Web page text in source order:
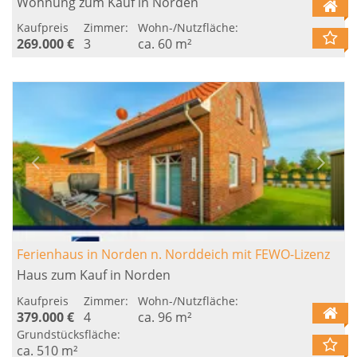
Kaufpreis
269.000 €
Zimmer:
3
Wohn-/Nutzfläche:
ca. 60 m²
Ferienhaus in Norden n. Norddeich mit FEWO-Lizenz
Haus zum Kauf in Norden
Kaufpreis
379.000 €
Zimmer:
4
Wohn-/Nutzfläche:
ca. 96 m²
Grundstücksfläche:
ca. 510 m²